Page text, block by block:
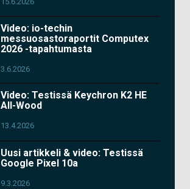
Video: io-techin
messuosastoraportit Computex
2026 -tapahtumasta
3.6.2026
Video: Testissä Keychron K2 HE
All-Wood
13.4.2026
Uusi artikkeli & video: Testissä
Google Pixel 10a
9.3.2026